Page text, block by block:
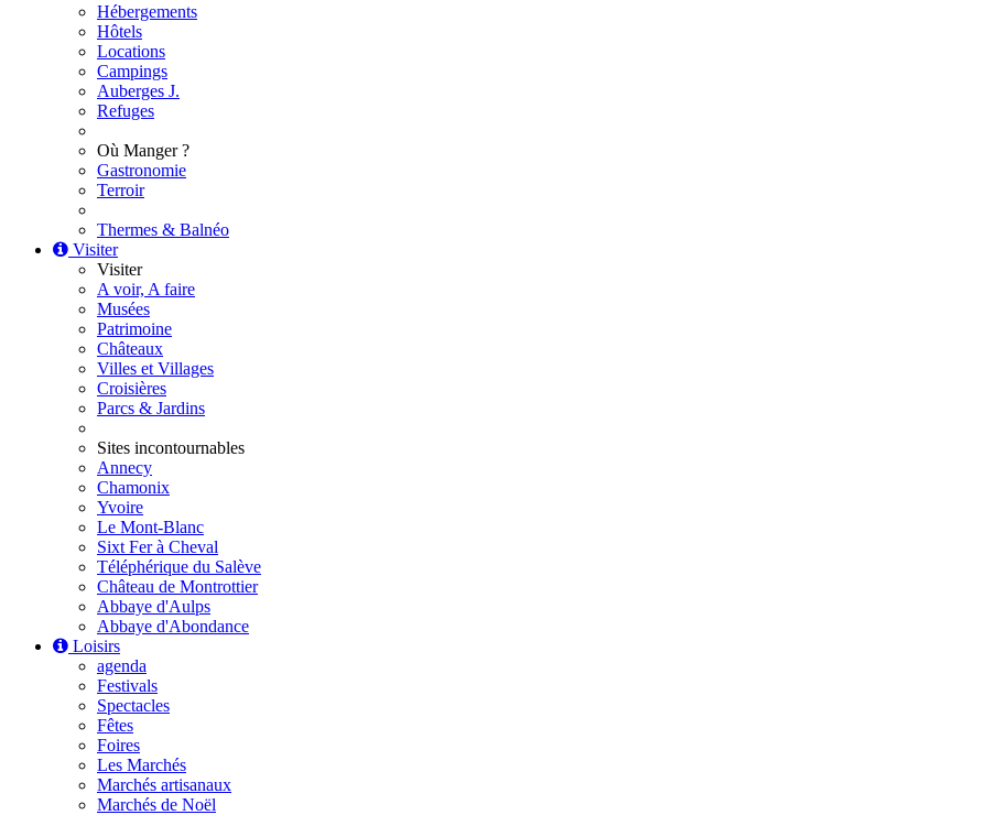
Hébergements
Hôtels
Locations
Campings
Auberges J.
Refuges
Où Manger ?
Gastronomie
Terroir
Thermes & Balnéo
Visiter
Visiter
A voir, A faire
Musées
Patrimoine
Châteaux
Villes et Villages
Croisières
Parcs & Jardins
Sites incontournables
Annecy
Chamonix
Yvoire
Le Mont-Blanc
Sixt Fer à Cheval
Téléphérique du Salève
Château de Montrottier
Abbaye d'Aulps
Abbaye d'Abondance
Loisirs
agenda
Festivals
Spectacles
Fêtes
Foires
Les Marchés
Marchés artisanaux
Marchés de Noël